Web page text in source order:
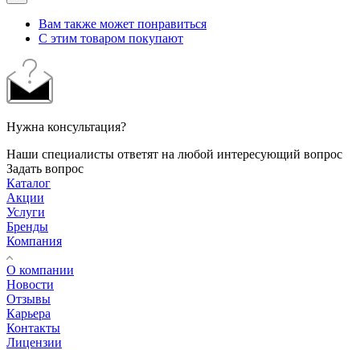
Вам также может понравиться
С этим товаром покупают
Нужна консультация?
Наши специалисты ответят на любой интересующий вопрос
Задать вопрос
Каталог
Акции
Услуги
Бренды
Компания
О компании
Новости
Отзывы
Карьера
Контакты
Лицензии